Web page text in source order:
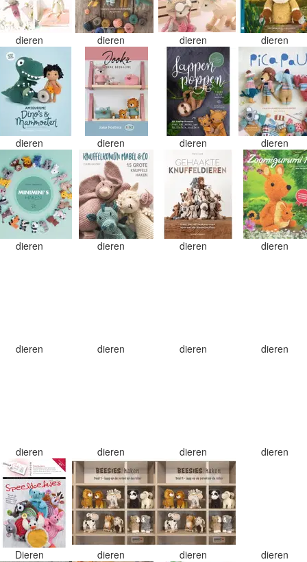
dieren dieren dieren dieren
dieren dieren dieren dieren
dieren dieren dieren dieren
dieren dieren dieren dieren
dieren dieren dieren dieren
Dieren dieren dieren dieren